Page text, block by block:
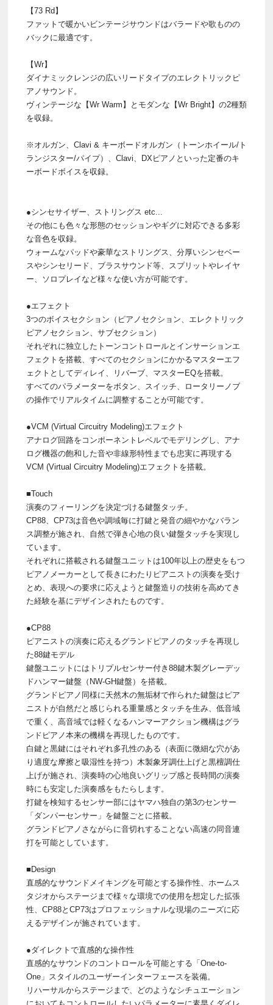
【73 Rd】
ファットで暖かいビンテージサウンドはバラードや歌ものの
バックに最適です。
【Wr】
ダイナミックレンジの広いリードタイプのエレクトリックピ
アノサウンド。
ヴィンテージな【Wr Warm】とモダンな【Wr Bright】の2種類
を収録。
※オルガン、Clavi & キーボードオルガン（トーンホイール/ト
ランジスター/パイプ）、Clavi、DXピアノといった定番のキ
ーボードボイスを収録。
●シンセサイザー、ストリングス etc...
その他にも色々な形態のセッションやギグに対応できる多彩
な音色を収録。
ウォームなパッドや豪華なストリングス、分厚いシンセベー
スやシンセリード、ブラスサウンド等、スプリットやレイヤ
ー、ソロプレイなど様々な使い方が可能です。
●エフェクト
3つのボイスセクション（ピアノセクション、エレクトリック
ピアノセクション、サブセクション）
それぞれに独立したトーンコントロールとインサーションエ
フェクトを搭載、すべてのセクションにかかるマスターエフ
ェクトとしてディレイ、リバーブ、マスターEQを搭載。
すべてのパラメーターをボタン、スイッチ、ロータリーノブ
の操作でリアルタイムに調整することが可能です。
●VCM (Virtual Circuitry Modeling)エフェクト
アナログ回路をコンポーネントレベルでモデリングし、アナ
ログ機器の飽和した音や非線形特性までも忠実に再現する
VCM (Virtual Circuitry Modeling)エフェクトを搭載。
■Touch
演奏のフィーリングを決定づける鍵盤タッチ。
CP88、CP73は音色や調域毎に打鍵と発音の細やかなバラン
ス調整が施され、自然で弾き心地の良い鍵盤タッチを実現し
ています。
それぞれに搭載される鍵盤ユニットは100年以上の歴史をもつ
ピアノメーカーとして長きにわたりピアニストの演奏を受け
とめ、表現への要求に応えようと鍵盤造りの技術を高めてき
た経験を基にデザインされたものです。
●CP88
ピアニストの演奏に応えるグランドピアノのタッチを再現し
た88鍵モデル
鍵盤ユニットにはトリプルセンサー付き88鍵木製グレーデッ
ドハンマー鍵盤（NW-GH鍵盤）を搭載。
グランドピアノ同様に天然木の無垢材で作られた鍵盤はピア
ニストが自然だと感じられる重量感とタッチを生み、低音域
で重く、高音域では軽くなるハンマーアクション機構はグラ
ンドピアノ本来の機構を再現したものです。
白鍵と黒鍵にはそれぞれ多孔性のある（表面に微細な穴があ
り適度な摩擦と吸湿性を持つ）木製象牙調仕上げと黒檀調仕
上げが施され、演奏時の心地良いグリップ感と長時間の演奏
時にも安定した演奏感をもたらします。
打鍵を検知するセンサー部にはヤマハ独自の第3のセンサー
「ダンパーセンサー」を鍵盤ごとに搭載。
グランドピアノさながらに音切れすることない高速の同音連
打を可能としています。
■Design
直感的なサウンドメイキングを可能とする操作性、ホームス
タジオからステージまで様々な環境での使用を想定した拡張
性、CP88とCP73はプロフェッショナルな現場のニーズに応
えるデザインが施されています。
●ダイレクトで直感的な操作性
直感的なサウンドのコントロールを可能とする「One-to-
One」スタイルのユーザーインターフェースを装備。
リハーサルからステージまで、どのようなシチュエーション